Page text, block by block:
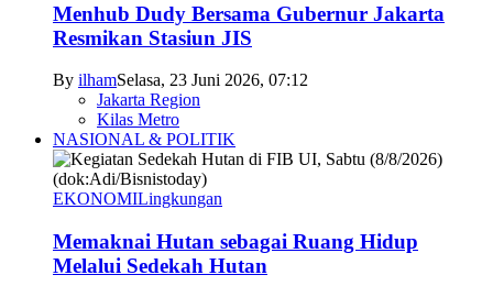
Menhub Dudy Bersama Gubernur Jakarta
Resmikan Stasiun JIS
By ilhamSelasa, 23 Juni 2026, 07:12
Jakarta Region
Kilas Metro
NASIONAL & POLITIK
EKONOMILingkungan
Memaknai Hutan sebagai Ruang Hidup
Melalui Sedekah Hutan